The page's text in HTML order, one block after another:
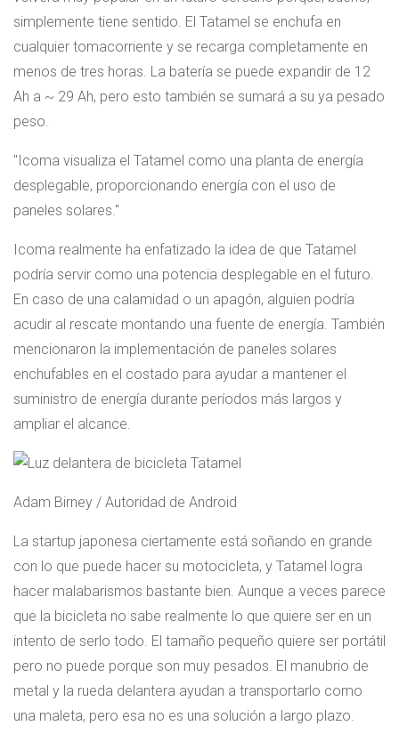
simplemente tiene sentido. El Tatamel se enchufa en
cualquier tomacorriente y se recarga completamente en
menos de tres horas. La batería se puede expandir de 12
Ah a ~ 29 Ah, pero esto también se sumará a su ya pesado
peso.
Icoma visualiza el Tatamel como una planta de energía
desplegable, proporcionando energía con el uso de
paneles solares.
Icoma realmente ha enfatizado la idea de que Tatamel
podría servir como una potencia desplegable en el futuro.
En caso de una calamidad o un apagón, alguien podría
acudir al rescate montando una fuente de energía. También
mencionaron la implementación de paneles solares
enchufables en el costado para ayudar a mantener el
suministro de energía durante períodos más largos y
ampliar el alcance.
Adam Birney / Autoridad de Android
La startup japonesa ciertamente está soñando en grande
con lo que puede hacer su motocicleta, y Tatamel logra
hacer malabarismos bastante bien. Aunque a veces parece
que la bicicleta no sabe realmente lo que quiere ser en un
intento de serlo todo. El tamaño pequeño quiere ser portátil
pero no puede porque son muy pesados. El manubrio de
metal y la rueda delantera ayudan a transportarlo como
una maleta, pero esa no es una solución a largo plazo.